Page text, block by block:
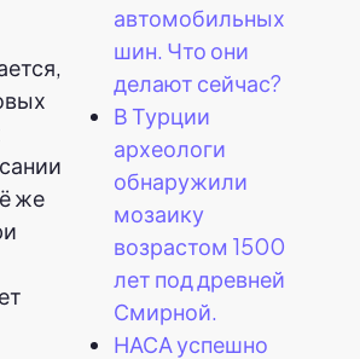
же
автомобильных
шин. Что они
делают сейчас?
В Турции
археологи
обнаружили
мозаику
возрастом 1500
лет под древней
Смирной.
НАСА успешно